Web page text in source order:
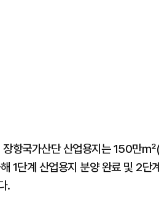
장항국가산단 산업용지는 150만
1단계 산업용지 분양 완료 및 2단
.